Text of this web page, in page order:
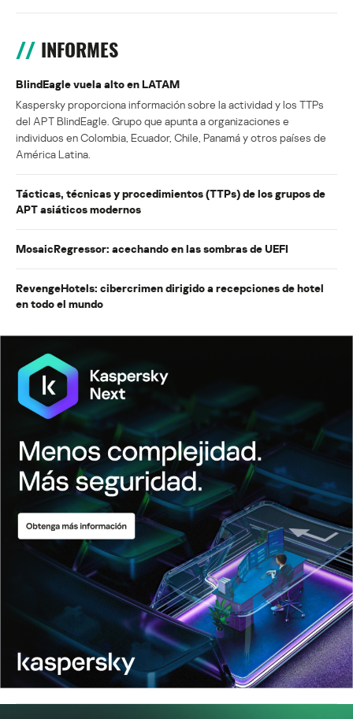
INFORMES
BlindEagle vuela alto en LATAM
Kaspersky proporciona información sobre la actividad y los TTPs
del APT BlindEagle. Grupo que apunta a organizaciones e
individuos en Colombia, Ecuador, Chile, Panamá y otros países de
América Latina.
Tácticas, técnicas y procedimientos (TTPs) de los grupos de
APT asiáticos modernos
MosaicRegressor: acechando en las sombras de UEFI
RevengeHotels: cibercrimen dirigido a recepciones de hotel
en todo el mundo